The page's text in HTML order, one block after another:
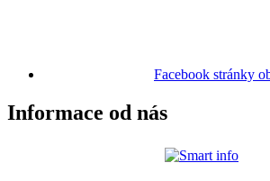
Facebook stránky
Informace od nás